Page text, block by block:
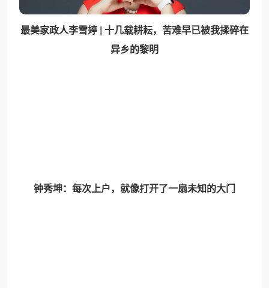
最美家政人李雪婷 | 十几载耕耘，苦难早已被我揉碎在
异乡的黎明
钟秀坤：每次上户，就像打开了一扇未知的大门